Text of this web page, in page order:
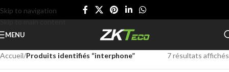
Skip to navigation
Skip to main content
MENU
Accueil/Produits identifiés “interphone” 7 résultats affichés